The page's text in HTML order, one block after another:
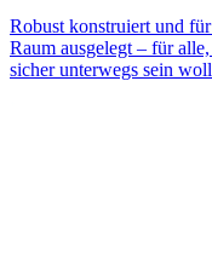
Robust konstruiert und
Raum ausgelegt – für
sicher unterwegs sein